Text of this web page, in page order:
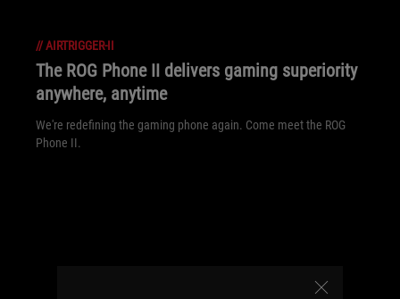
//AIRTRIGGER-II
The ROG Phone II delivers gaming superiority
anywhere, anytime
We're redefining the gaming phone again. Come meet the ROG
Phone II.